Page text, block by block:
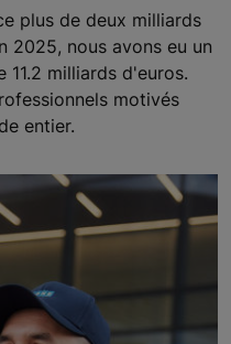
plus de deux milliards
2025, nous avons eu un
milliards d'euros.
motivés
entier.